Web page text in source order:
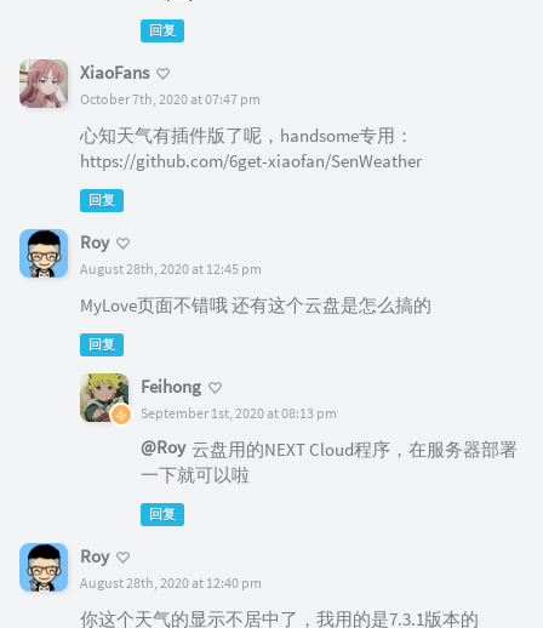
回复
XiaoFans
October 7th, 2020 at 07:47 pm
心知天气有插件版了呢，handsome专用：
https://github.com/6get-xiaofan/SenWeather
回复
Roy
August 28th, 2020 at 12:45 pm
MyLove页面不错哦 还有这个云盘是怎么搞的
回复
Feihong
September 1st, 2020 at 08:13 pm
@Roy 云盘用的NEXT Cloud程序，在服务器部署
一下就可以啦
回复
Roy
August 28th, 2020 at 12:40 pm
你这个天气的显示不居中了，我用的是7.3.1版本的